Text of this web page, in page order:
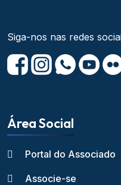
Siga-nos nas redes
Área Social
Portal do Associado
Associe-se